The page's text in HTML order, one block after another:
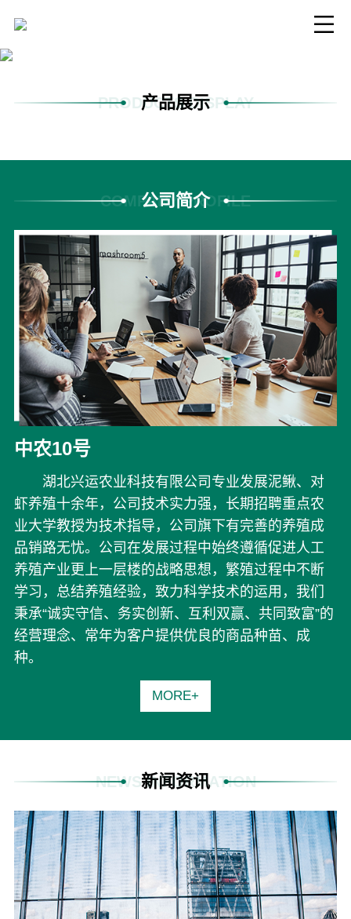
产品展示
PRODUCTS DISPLAY
公司简介
COMPANY PROFILE
中农10号
湖北兴运农业科技有限公司专业发展泥鳅、对
虾养殖十余年，公司技术实力强，长期招聘重点农
业大学教授为技术指导，公司旗下有完善的养殖成
品销路无忧。公司在发展过程中始终遵循促进人工
养殖产业更上一层楼的战略思想，繁殖过程中不断
学习，总结养殖经验，致力科学技术的运用，我们
秉承“诚实守信、务实创新、互利双赢、共同致富”的
经营理念、常年为客户提供优良的商品种苗、成
种。
MORE+
新闻资讯
NEWS INFORMATION